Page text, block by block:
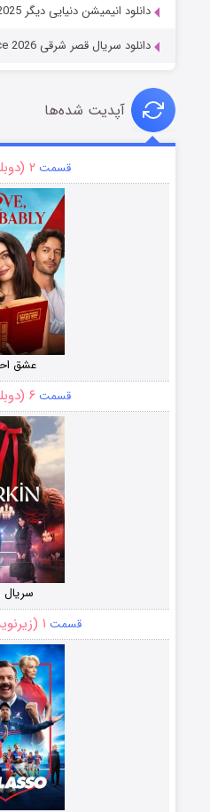
دانلود انیمیشن دنیایی دیگر Another World 2025
دانلود سریال قصر شرقی The East Palace 2026
آپدیت شده‌ها
قسمت ۲ (دوبله)
عشق
قسمت ۶ (دوبله)
قسمت ۱ (زیرنویس)